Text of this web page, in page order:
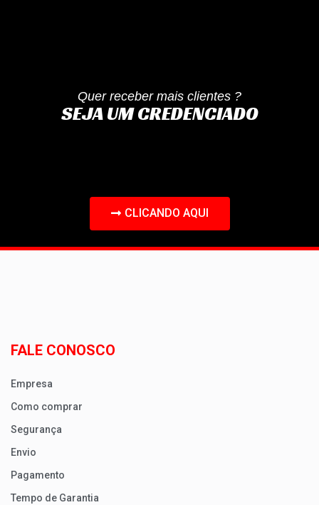
Quer receber mais clientes ?
SEJA UM CREDENCIADO
CLICANDO AQUI
FALE CONOSCO
Empresa
Como comprar
Segurança
Envio
Pagamento
Tempo de Garantia